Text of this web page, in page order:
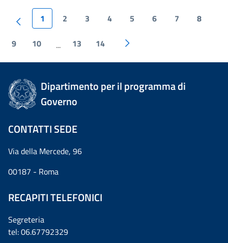
1 2 3 4 5 6 7 8
9 10 ... 13 14
Dipartimento per il programma di
Governo
CONTATTI SEDE
Via della Mercede, 96
00187 - Roma
RECAPITI TELEFONICI
Segreteria
tel: 06.67792329